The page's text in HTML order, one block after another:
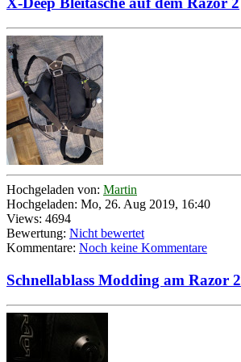
Hochgeladen von: Martin
Hochgeladen: Mo, 26. Aug 2019, 16:40
Views: 4694
Bewertung: Nicht bewertet
Kommentare: Noch keine Kommentare
Schnellablass Modding am Razor 2